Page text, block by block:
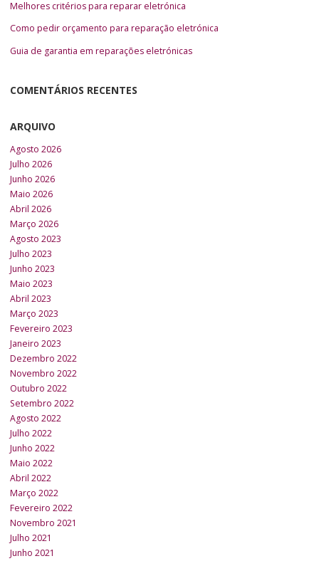
Melhores critérios para reparar eletrónica
Como pedir orçamento para reparação eletrónica
Guia de garantia em reparações eletrónicas
COMENTÁRIOS RECENTES
ARQUIVO
Agosto 2026
Julho 2026
Junho 2026
Maio 2026
Abril 2026
Março 2026
Agosto 2023
Julho 2023
Junho 2023
Maio 2023
Abril 2023
Março 2023
Fevereiro 2023
Janeiro 2023
Dezembro 2022
Novembro 2022
Outubro 2022
Setembro 2022
Agosto 2022
Julho 2022
Junho 2022
Maio 2022
Abril 2022
Março 2022
Fevereiro 2022
Novembro 2021
Julho 2021
Junho 2021